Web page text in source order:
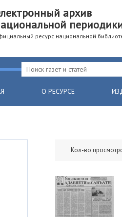
архив
ресурс национальной
О РЕСУРСЕ
Кол-во